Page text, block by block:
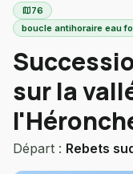
map76
boucle antihoraire eau
sur la
Départ : Rebets